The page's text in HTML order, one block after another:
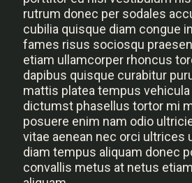
rutrum donec per sodales
cubilia quisque diam congue
fames risus sociosqu
etiam ullamcorper rhoncus
dapibus quisque curabitur
mattis platea tempus
dictumst phasellus tortor mi
posuere enim nam odio
vitae aenean nec orci ultrices
diam tempus aliquam donec
convallis metus at netus